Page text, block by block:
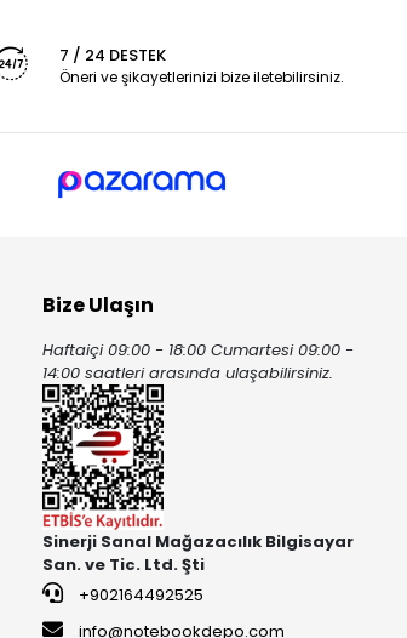
7 / 24 DESTEK
Öneri ve şikayetlerinizi bize iletebilirsiniz.
Bize Ulaşın
Haftaiçi 09:00 - 18:00 Cumartesi 09:00 -
14:00 saatleri arasında ulaşabilirsiniz.
Sinerji Sanal Mağazacılık Bilgisayar
San. ve Tic. Ltd. Şti
+902164492525
info@notebookdepo.com